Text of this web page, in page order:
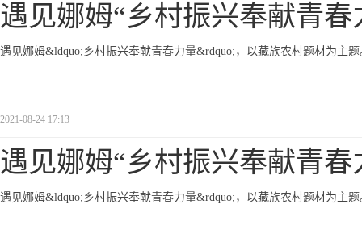
遇见娜姆“乡村振兴奉献青春
遇见娜姆&ldquo;乡村振兴奉献青春力量&rdquo;，以藏族农村题材为主题
2021-08-24 17:13
遇见娜姆“乡村振兴奉献青春
遇见娜姆&ldquo;乡村振兴奉献青春力量&rdquo;，以藏族农村题材为主题